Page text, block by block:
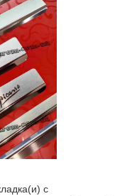
с